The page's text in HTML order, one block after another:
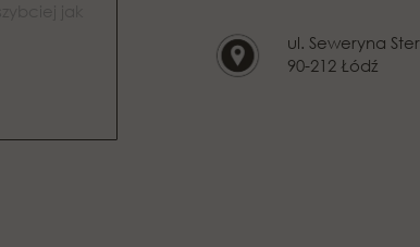
ul. Seweryna
90-212 Łódź